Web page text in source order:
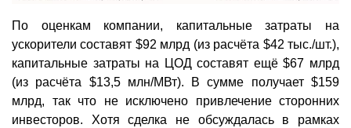
По оценкам компании, капитальные затраты на
ускорители составят $92 млрд (из расчёта $42 тыс./шт.),
капитальные затраты на ЦОД составят ещё $67 млрд
(из расчёта $13,5 млн/МВт). В сумме получает $159
млрд, так что не исключено привлечение сторонних
инвесторов. Хотя сделка не обсуждалась в рамках